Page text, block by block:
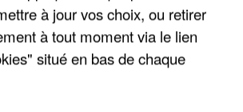
à jour vos choix, ou retirer
à tout moment via le lien
situé en bas de chaque